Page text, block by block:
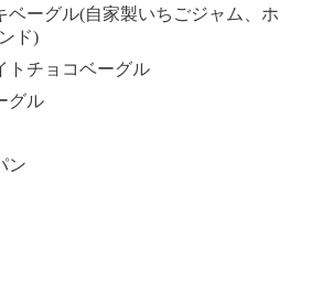
ベーグル(自家製いちごジャム、ホ
ド)
トチョコベーグル
グル
ン